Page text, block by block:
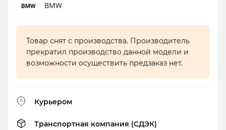
BMW
Товар снят с производства. Производитель
прекратил производство данной модели и
возможности осуществить предзаказ нет.
Курьером
Транспортная компания (СДЭК)